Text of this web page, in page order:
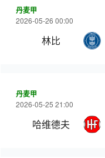
丹麦甲
2026-05-26 00:00
林比
丹麦甲
2026-05-25 21:00
哈维德夫